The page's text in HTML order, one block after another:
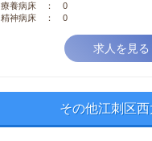
療養病床 ： 0
精神病床 ： 0
求人を見る
その他江刺区